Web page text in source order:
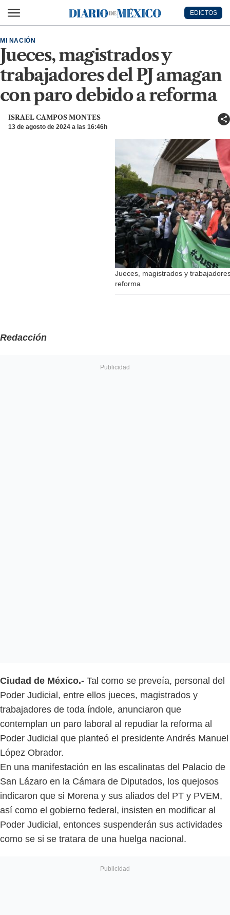
Diario de México
EDICTOS
Jueces, magistrados y
trabajadores del PJ amagan
con paro debido a reforma
MI NACIÓN
ISRAEL CAMPOS MONTES
13 de agosto de 2024 a las 16:46h
Jueces, magistrados y
reforma
Redacción
Ciudad de México.- Tal como se preveía, personal del
Poder Judicial, entre ellos jueces, magistrados y
trabajadores de toda índole, anunciaron que
contemplan un paro laboral al repudiar la reforma al
Poder Judicial que planteó el presidente Andrés Manuel
López Obrador.
En una manifestación en las escalinatas del Palacio de
San Lázaro en la Cámara de Diputados, los quejosos
indicaron que si Morena y sus aliados del PT y PVEM,
así como el gobierno federal, insisten en modificar al
Poder Judicial, entonces suspenderán sus actividades
como se si se tratara de una huelga nacional.